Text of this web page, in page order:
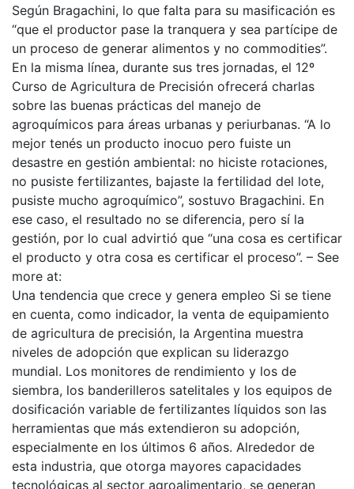
Según Bragachini, lo que falta para su masificación es
“que el productor pase la tranquera y sea partícipe de
un proceso de generar alimentos y no commodities”.
En la misma línea, durante sus tres jornadas, el 12º
Curso de Agricultura de Precisión ofrecerá charlas
sobre las buenas prácticas del manejo de
agroquímicos para áreas urbanas y periurbanas. “A lo
mejor tenés un producto inocuo pero fuiste un
desastre en gestión ambiental: no hiciste rotaciones,
no pusiste fertilizantes, bajaste la fertilidad del lote,
pusiste mucho agroquímico”, sostuvo Bragachini. En
ese caso, el resultado no se diferencia, pero sí la
gestión, por lo cual advirtió que “una cosa es certificar
el producto y otra cosa es certificar el proceso”. – See
more at:
Una tendencia que crece y genera empleo Si se tiene
en cuenta, como indicador, la venta de equipamiento
de agricultura de precisión, la Argentina muestra
niveles de adopción que explican su liderazgo
mundial. Los monitores de rendimiento y los de
siembra, los banderilleros satelitales y los equipos de
dosificación variable de fertilizantes líquidos son las
herramientas que más extendieron su adopción,
especialmente en los últimos 6 años. Alrededor de
esta industria, que otorga mayores capacidades
tecnológicas al sector agroalimentario, se generan